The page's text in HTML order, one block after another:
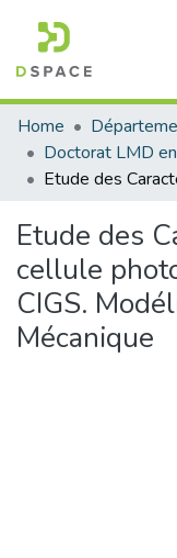
Communities &
All of DSpace
Statistics
Home
Etude des
cellule
CIGS.
Mécanique